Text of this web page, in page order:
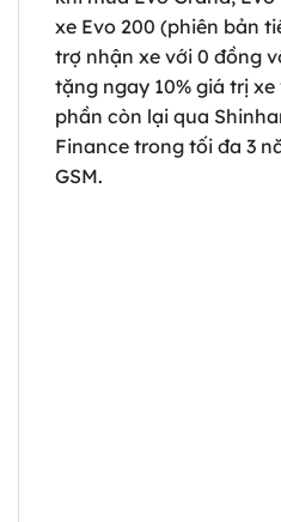
xe Evo 200 (phiên bản
trợ nhận xe với 0 đồng
tặng ngay 10% giá trị
phần còn lại qua
Finance trong tối đa 3
GSM.